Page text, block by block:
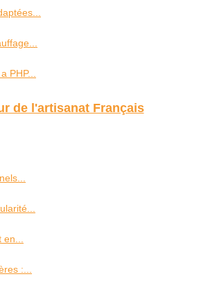
PHP...
de l'artisanat Français
:...